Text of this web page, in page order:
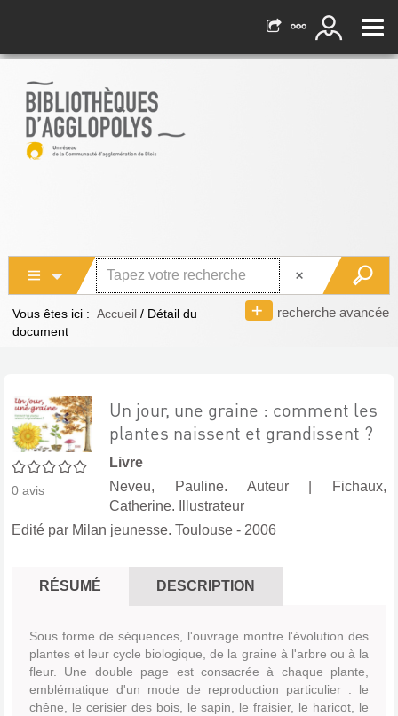
recherche avancée
Vous êtes ici : Accueil / Détail du
document
0/5
0 avis
Un jour, une graine : comment les
plantes naissent et grandissent ?
Livre
Neveu, Pauline. Auteur|
Fichaux,
Catherine. Illustrateur
Edité par Milan jeunesse. Toulouse - 2006
RÉSUMÉ DESCRIPTION
Sous forme de séquences, l'ouvrage montre l'évolution des
plantes et leur cycle biologique, de la graine à l'arbre ou à la
fleur. Une double page est consacrée à chaque plante,
emblématique d'un mode de reproduction particulier : le
chêne, le cerisier des bois, le sapin, le fraisier, le haricot, le